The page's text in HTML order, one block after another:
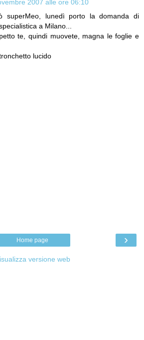
2007 alle ore 06:10
superMeo, lunedì porto la domanda di
a Milano...
te, quindi muovete, magna le foglie e
lucido
›
Home page
versione web